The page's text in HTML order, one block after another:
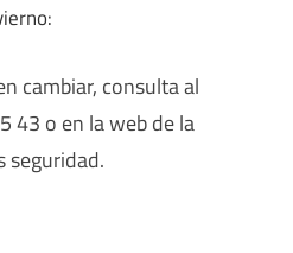
cambiar, consulta al
43 o en la web de la
seguridad.